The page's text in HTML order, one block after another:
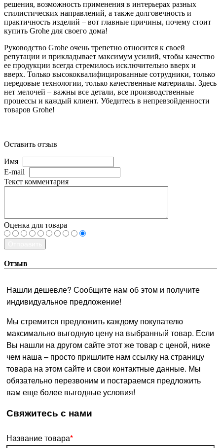
решения, возможность применения в интерьерах разных
стилистических направлений, а также долговечность и
практичность изделий – вот главные причины, почему стоит
купить Grohe для своего дома!
Руководство Grohe очень трепетно относится к своей
репутации и прикладывает максимум усилий, чтобы качество
ее продукции всегда стремилось исключительно вверх и
вверх. Только высококвалифицированные сотрудники, только
передовые технологии, только качественные материалы. Здесь
нет мелочей – важны все детали, все производственные
процессы и каждый клиент. Убедитесь в непревзойденности
товаров Grohe!
Оставить отзыв
Имя
E-mail
Текст комментария
Оценка для товара
Отзыв
Нашли дешевле? Сообщите нам об этом и получите
индивидуальное предложение!
Мы стремится предложить каждому покупателю
максимально выгодную цену на выбранный товар. Если
Вы нашли на другом сайте этот же товар с ценой, ниже
чем наша – просто пришлите нам ссылку на страницу
товара на этом сайте и свои контактные данные. Мы
обязательно перезвоним и постараемся предложить
вам еще более выгодные условия!
­Свяжитесь с нами
Название товара*